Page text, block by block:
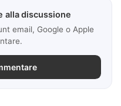
alla discussione
email, Google o Apple